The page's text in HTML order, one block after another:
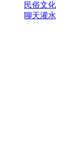
民俗文化
聊天灌水